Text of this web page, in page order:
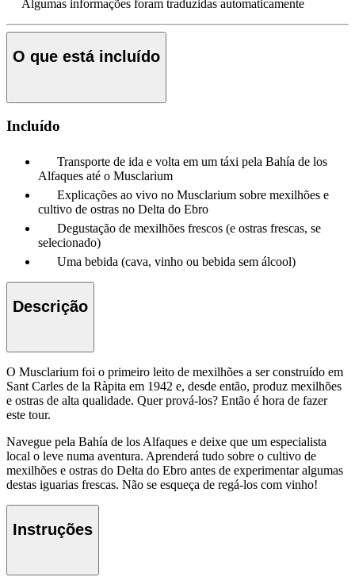
Algumas informações foram traduzidas automaticamente
O que está incluído
Incluído
Transporte de ida e volta em um táxi pela Bahía de los
Alfaques até o Musclarium
Explicações ao vivo no Musclarium sobre mexilhões e
cultivo de ostras no Delta do Ebro
Degustação de mexilhões frescos (e ostras frescas, se
selecionado)
Uma bebida (cava, vinho ou bebida sem álcool)
Descrição
O Musclarium foi o primeiro leito de mexilhões a ser construído em
Sant Carles de la Ràpita em 1942 e, desde então, produz mexilhões
e ostras de alta qualidade. Quer prová-los? Então é hora de fazer
este tour.
Navegue pela Bahía de los Alfaques e deixe que um especialista
local o leve numa aventura. Aprenderá tudo sobre o cultivo de
mexilhões e ostras do Delta do Ebro antes de experimentar algumas
destas iguarias frescas. Não se esqueça de regá-los com vinho!
Instruções